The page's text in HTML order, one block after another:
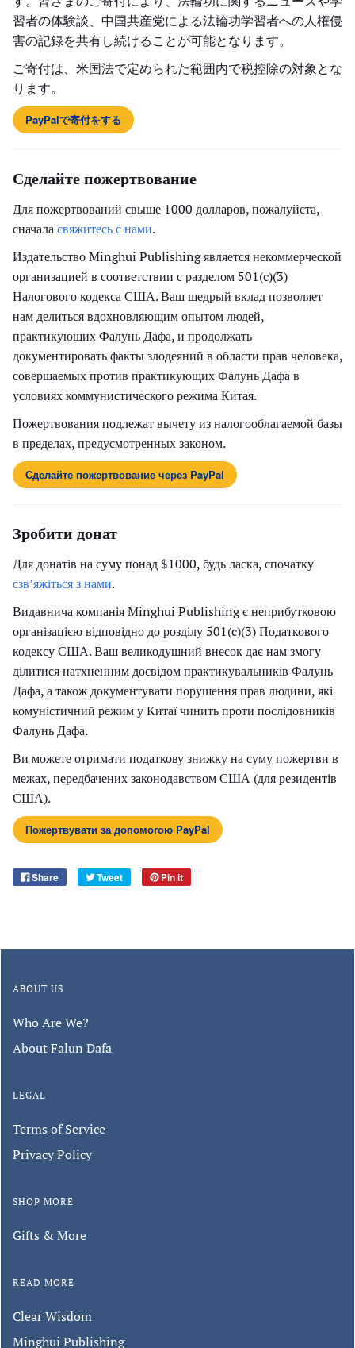
習者の体験談、中国共産党による法輪功学習者への人権侵
害の記録を共有し続けることが可能となります。
ご寄付は、米国法で定められた範囲内で税控除の対象とな
ります。
PayPalで寄付をする
Сделайте пожертвование
Для пожертвований свыше 1000 долларов, пожалуйста,
сначаласвяжитесь с нами.
Издательство Minghui Publishing является некоммерческой
организацией в соответствии с разделом 501(c)(3)
Налогового кодекса США. Ваш щедрый вклад позволяет
нам делиться вдохновляющим опытом людей,
практикующих Фалунь Дафа, и продолжать
документировать факты злодеяний в области прав человека,
совершаемых против практикующих Фалунь Дафа в
условиях коммунистического режима Китая.
Пожертвования подлежат вычету из налогооблагаемой базы
в пределах, предусмотренных законом.
Сделайте пожертвование через PayPal
Зробити донат
Для донатів на суму понад $1000, будь ласка, спочатку
сзв’яжіться з нами.
Видавнича компанія Minghui Publishing є неприбутковою
організацією відповідно до розділу 501(c)(3) Податкового
кодексу США. Ваш великодушний внесок дає нам змогу
ділитися натхненним досвідом практикувальників Фалунь
Дафа, а також документувати порушення прав людини, які
комуністичний режим у Китаї чинить проти послідовників
Фалунь Дафа.
Ви можете отримати податкову знижку на суму пожертви в
межах, передбачених законодавством США (для резидентів
США).
Пожертвувати за допомогою PayPal
Share Tweet Pin it
ABOUT US
Who Are We?
About Falun Dafa
LEGAL
Terms of Service
Privacy Policy
SHOP MORE
Gifts & More
READ MORE
Clear Wisdom
Minghui PublishingKeep in touch with us.